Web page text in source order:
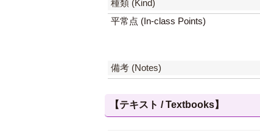
種類 (Kind)
平常点 (In-class Points)
備考 (Notes)
【テキスト / Textbooks】